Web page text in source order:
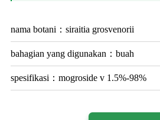
nama botani：siraitia grosvenorii
bahagian yang digunakan：buah
spesifikasi：mogroside v 1.5%-98%